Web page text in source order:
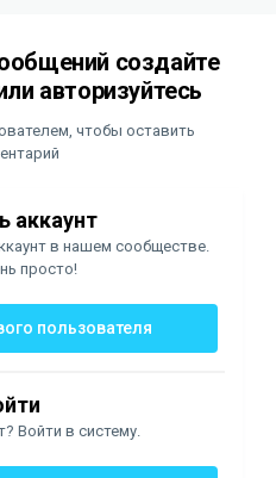
создайте
авторизуйтесь
чтобы оставить
аккаунт
в нашем сообществе.
просто!
пользователя
Войти в систему.